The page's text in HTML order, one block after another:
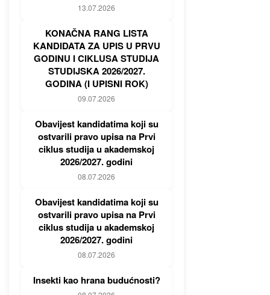
13.07.2026
KONAČNA RANG LISTA
KANDIDATA ZA UPIS U PRVU
GODINU I CIKLUSA STUDIJA
STUDIJSKA 2026/2027.
GODINA (I UPISNI ROK)
09.07.2026
Obavijest kandidatima koji su
ostvarili pravo upisa na Prvi
ciklus studija u akademskoj
2026/2027. godini
08.07.2026
Obavijest kandidatima koji su
ostvarili pravo upisa na Prvi
ciklus studija u akademskoj
2026/2027. godini
08.07.2026
Insekti kao hrana budućnosti?